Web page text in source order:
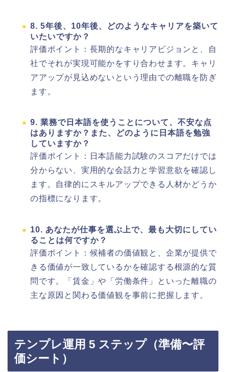
8. 5年後、10年後、どのようなキャリアを築いて
いたいですか？
評価ポイント：長期的なキャリアビジョンと、自
社でそれが実現可能かをすり合わせます。キャリ
アアップが見込めないという理由での離職を防ぎ
ます。
9. 業務で日本語を使うことについて、不安な点
はありますか？また、どのように日本語を勉強
していますか？
評価ポイント：日本語能力試験のスコアだけでは
分からない、実用的な会話力と学習意欲を確認し
ます。自律的にスキルアップできる人材かどうか
の指標になります。
10. あなたが仕事を選ぶ上で、最も大切にしてい
ることは何ですか？
評価ポイント：候補者の価値観と、企業が提供で
きる価値が一致しているかを確認する根源的な質
問です。「賃金」や「労働条件」といった離職の
主な原因と関わる価値観を事前に把握します。
テンプレ運用 5 ステップ（準備〜評
価シート）